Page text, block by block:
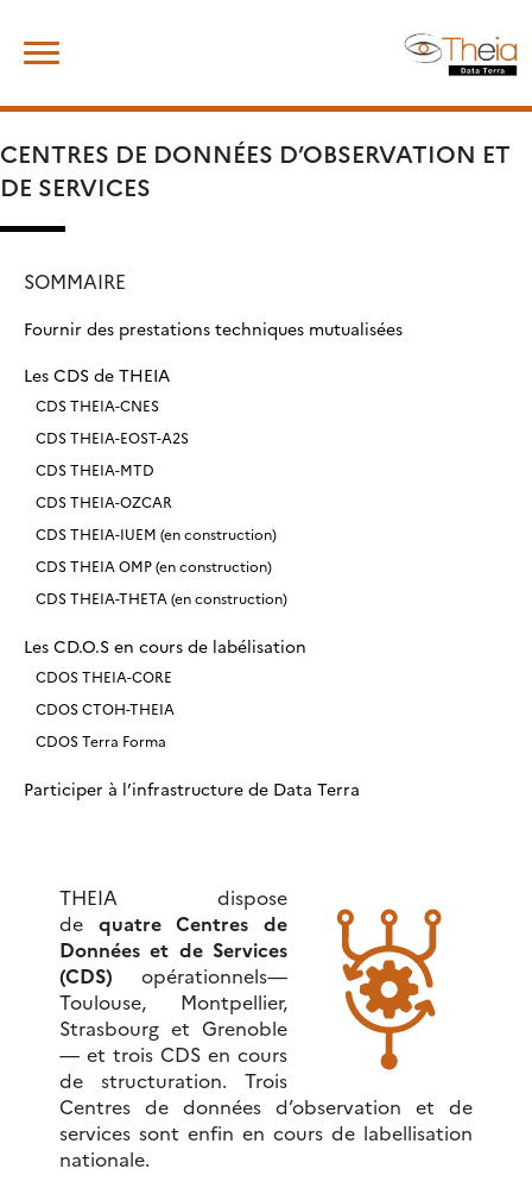
content
CENTRES DE DONNÉES D’OBSERVATION ET
DE SERVICES
SOMMAIRE
Fournir des prestations techniques mutualisées
Les CDS de THEIA
CDS THEIA-CNES
CDS THEIA-EOST-A2S
CDS THEIA-MTD
CDS THEIA-OZCAR
CDS THEIA-IUEM (en construction)
CDS THEIA OMP (en construction)
CDS THEIA-THETA (en construction)
Les CD.O.S en cours de labélisation
CDOS THEIA-CORE
CDOS CTOH-THEIA
CDOS Terra Forma
Participer à l’infrastructure de Data Terra
THEIA dispose
de quatre Centres de
Données et de Services
(CDS) opérationnels—
Toulouse, Montpellier,
Strasbourg et Grenoble
— et trois CDS en cours
de structuration. Trois
Centres de données d’observation et de
services sont enfin en cours de labellisation
nationale.